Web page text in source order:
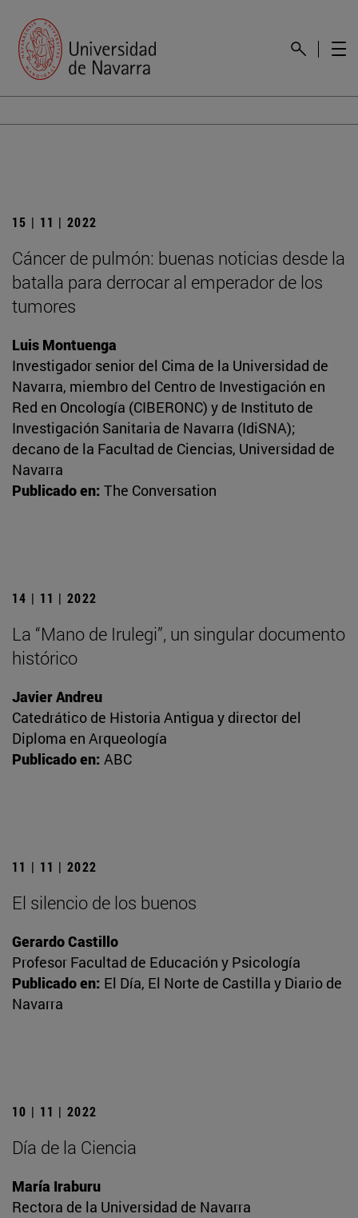
15 | 11 | 2022
Cáncer de pulmón: buenas noticias desde la
batalla para derrocar al emperador de los
tumores
Luis Montuenga
Investigador senior del Cima de la Universidad de
Navarra, miembro del Centro de Investigación en
Red en Oncología (CIBERONC) y de Instituto de
Investigación Sanitaria de Navarra (IdiSNA);
decano de la Facultad de Ciencias, Universidad de
Navarra
Publicado en: The Conversation
14 | 11 | 2022
La “Mano de Irulegi”, un singular documento
histórico
Javier Andreu
Catedrático de Historia Antigua y director del
Diploma en Arqueología
Publicado en: ABC
11 | 11 | 2022
El silencio de los buenos
Gerardo Castillo
Profesor Facultad de Educación y Psicología
Publicado en: El Día, El Norte de Castilla y Diario de
Navarra
10 | 11 | 2022
Día de la Ciencia
María Iraburu
Rectora de la Universidad de Navarra